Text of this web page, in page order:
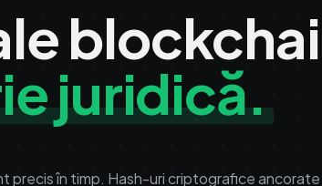
juridică.
în timp. Hash-uri criptografice